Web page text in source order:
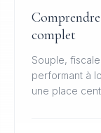
complet
Souple,
performant à
une place